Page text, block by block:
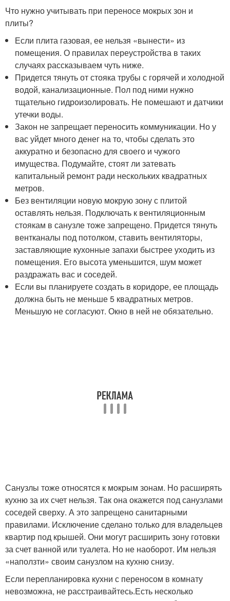
Что нужно учитывать при переносе мокрых зон и
плиты?
Если плита газовая, ее нельзя «вынести» из
помещения. О правилах переустройства в таких
случаях рассказываем чуть ниже.
Придется тянуть от стояка трубы с горячей и холодной
водой, канализационные. Пол под ними нужно
тщательно гидроизолировать. Не помешают и датчики
утечки воды.
Закон не запрещает переносить коммуникации. Но у
вас уйдет много денег на то, чтобы сделать это
аккуратно и безопасно для своего и чужого
имущества. Подумайте, стоят ли затевать
капитальный ремонт ради нескольких квадратных
метров.
Без вентиляции новую мокрую зону с плитой
оставлять нельзя. Подключать к вентиляционным
стоякам в санузле тоже запрещено. Придется тянуть
вентканалы под потолком, ставить вентиляторы,
заставляющие кухонные запахи быстрее уходить из
помещения. Его высота уменьшится, шум может
раздражать вас и соседей.
Если вы планируете создать в коридоре, ее площадь
должна быть не меньше 5 квадратных метров.
Меньшую не согласуют. Окно в ней не обязательно.
Санузлы тоже относятся к мокрым зонам. Но расширять
кухню за их счет нельзя. Так она окажется под санузлами
соседей сверху. А это запрещено санитарными
правилами. Исключение сделано только для владельцев
квартир под крышей. Они могут расширить зону готовки
за счет ванной или туалета. Но не наоборот. Им нельзя
«наползти» своим санузлом на кухню снизу.
Если перепланировка кухни с переносом в комнату
невозможна, не расстраивайтесь.Есть несколько